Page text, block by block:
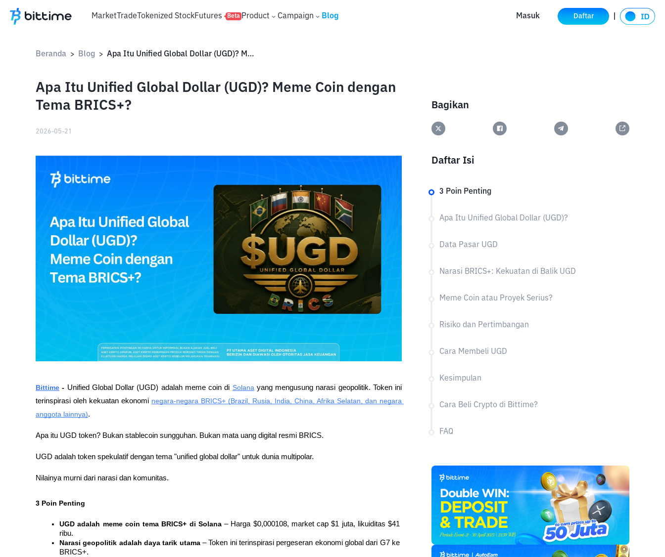
MarketTradeTokenized StockFutures Beta Product Campaign Blog Masuk Daftar
Beranda > Blog > Apa Itu Unified Global Dollar (UGD)? Meme Coin dengan Tema BRICS+?
Apa Itu Unified Global Dollar (UGD)? Meme Coin dengan
Tema BRICS+?
2026-05-21
Bittime - Unified Global Dollar (UGD) adalah meme coin di Solana yang mengusung narasi geopolitik. Token ini
terinspirasi oleh kekuatan ekonomi negara-negara BRICS+ (Brazil, Rusia, India, China, Afrika Selatan, dan negara
anggota lainnya).
Apa itu UGD token? Bukan stablecoin sungguhan. Bukan mata uang digital resmi BRICS.
UGD adalah token spekulatif dengan tema "unified global dollar" untuk dunia multipolar.
Nilainya murni dari narasi dan komunitas.
3 Poin Penting
UGD adalah meme coin tema BRICS+ di Solana – Harga $0,000108, market cap $1 juta, likuiditas $41
ribu.
Narasi geopolitik adalah daya tarik utama – Token ini terinspirasi pergeseran ekonomi global dari G7 ke
BRICS+.
Bagikan
Daftar Isi
3 Poin Penting
Apa Itu Unified Global Dollar (UGD)?
Data Pasar UGD
Narasi BRICS+: Kekuatan di Balik UGD
Meme Coin atau Proyek Serius?
Risiko dan Pertimbangan
Cara Membeli UGD
Kesimpulan
Cara Beli Crypto di Bittime?
FAQ